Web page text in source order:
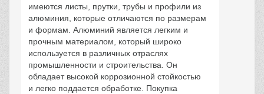
имеются листы, прутки, трубы и профили из
алюминия, которые отличаются по размерам
и формам. Алюминий является легким и
прочным материалом, который широко
используется в различных отраслях
промышленности и строительства. Он
обладает высокой коррозионной стойкостью
и легко поддается обработке. Покупка